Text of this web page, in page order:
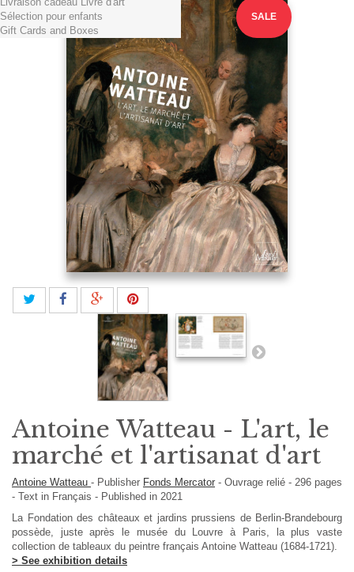
Sélection pour enfants
Gift Cards and Boxes
SALE
Antoine Watteau - L'art, le
marché et l'artisanat d'art
Antoine Watteau - Publisher Fonds Mercator - Ouvrage relié - 296 pages
- Text in Français - Published in 2021
La Fondation des châteaux et jardins prussiens de Berlin-Brandebourg
possède, juste après le musée du Louvre à Paris, la plus vaste
collection de tableaux du peintre français Antoine Watteau (1684-1721).
> See exhibition details